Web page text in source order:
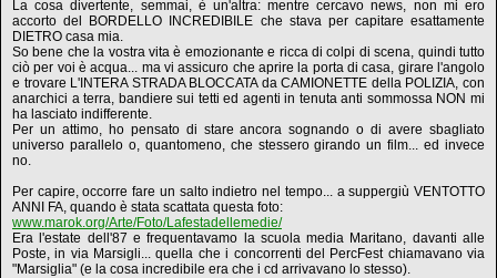
La cosa divertente, semmai, è un'altra: mentre cercavo news, non mi ero
accorto del BORDELLO INCREDIBILE che stava per capitare esattamente
DIETRO casa mia.
So bene che la vostra vita è emozionante e ricca di colpi di scena, quindi tutto
ciò per voi è acqua... ma vi assicuro che aprire la porta di casa, girare l'angolo
e trovare L'INTERA STRADA BLOCCATA da CAMIONETTE della POLIZIA, con
anarchici a terra, bandiere sui tetti ed agenti in tenuta anti sommossa NON mi
ha lasciato indifferente.
Per un attimo, ho pensato di stare ancora sognando o di avere sbagliato
universo parallelo o, quantomeno, che stessero girando un film... ed invece
no.
Per capire, occorre fare un salto indietro nel tempo... a suppergiù VENTOTTO
ANNI FA, quando è stata scattata questa foto:
www.marok.org/Arte/Foto/Lafestadellemedie/
Era l'estate dell'87 e frequentavamo la scuola media Maritano, davanti alle
Poste, in via Marsigli... quella che i concorrenti del PercFest chiamavano via
"Marsiglia" (e la cosa incredibile era che i cd arrivavano lo stesso).